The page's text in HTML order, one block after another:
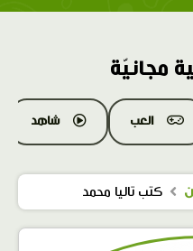
مجانيّة
العب شاهد
كتب تاليا محمد